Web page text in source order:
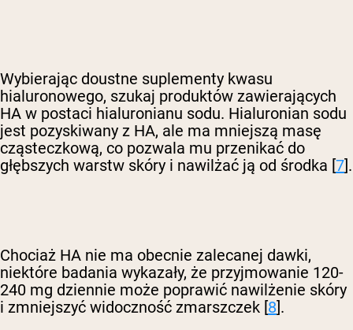
Wybierając doustne suplementy kwasu
hialuronowego, szukaj produktów zawierających
HA w postaci hialuronianu sodu. Hialuronian sodu
jest pozyskiwany z HA, ale ma mniejszą masę
cząsteczkową, co pozwala mu przenikać do
głębszych warstw skóry i nawilżać ją od środka [7].
Chociaż HA nie ma obecnie zalecanej dawki,
niektóre badania wykazały, że przyjmowanie 120-
240 mg dziennie może poprawić nawilżenie skóry
i zmniejszyć widoczność zmarszczek [8].